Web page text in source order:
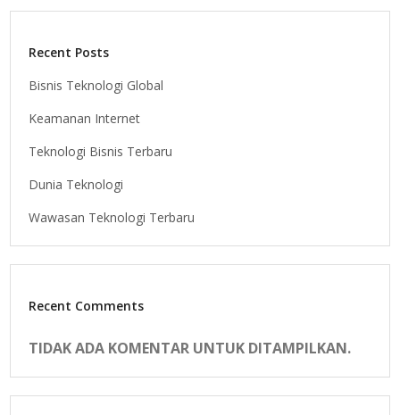
Recent Posts
Bisnis Teknologi Global
Keamanan Internet
Teknologi Bisnis Terbaru
Dunia Teknologi
Wawasan Teknologi Terbaru
Recent Comments
TIDAK ADA KOMENTAR UNTUK DITAMPILKAN.